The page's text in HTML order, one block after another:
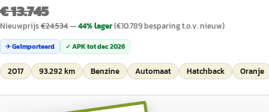
€ 13.745
Nieuwprijs€24.534—44% lager(€10.789besparing t.o.v. nieuw)
✈ Geïmporteerd ✓ APK totdec 2026
2017 93.292 km Benzine Automaat Hatchback Oranje